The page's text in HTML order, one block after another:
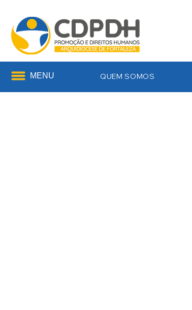
MENU QUEM SOMOS